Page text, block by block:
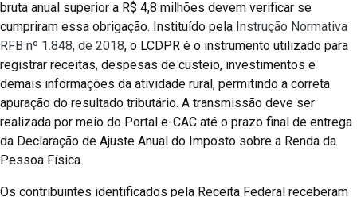
bruta anual superior a R$ 4,8 milhões devem verificar se
cumpriram essa obrigação. Instituído pela Instrução Normativa
RFB nº 1.848, de 2018, o LCDPR é o instrumento utilizado para
registrar receitas, despesas de custeio, investimentos e
demais informações da atividade rural, permitindo a correta
apuração do resultado tributário. A transmissão deve ser
realizada por meio do Portal e-CAC até o prazo final de entrega
da Declaração de Ajuste Anual do Imposto sobre a Renda da
Pessoa Física.
Os contribuintes identificados pela Receita Federal receberam